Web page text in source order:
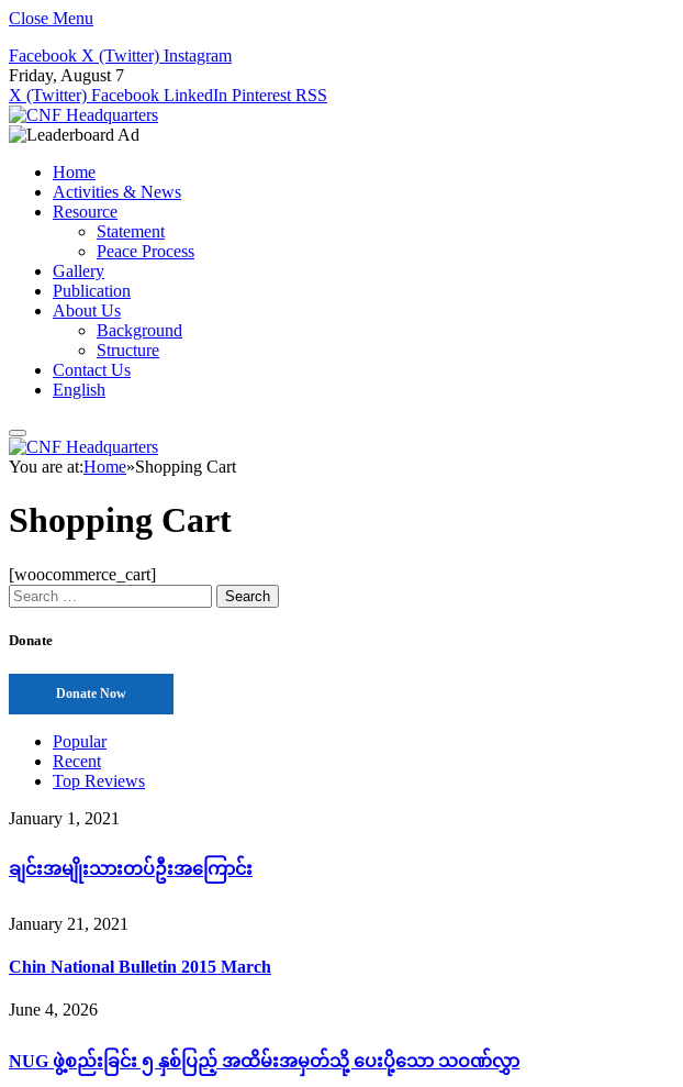
Close Menu
Facebook X (Twitter) Instagram
Friday, August 7
X (Twitter) Facebook LinkedIn Pinterest RSS
Home
Activities & News
Resource
Statement
Peace Process
Gallery
Publication
About Us
Background
Structure
Contact Us
English
You are at:Home»Shopping Cart
Shopping Cart
[woocommerce_cart]
Search
for:
Donate
Donate Now
Popular
Recent
Top Reviews
January 1, 2021
ချင်းအမျိုးသားတပ်ဦးအကြောင်း
January 21, 2021
Chin National Bulletin 2015 March
June 4, 2026
NUG ဖွဲ့စည်းခြင်း ၅ နှစ်ပြည့် အထိမ်းအမှတ်သို့ ပေးပို့သော သဝဏ်လွှာ